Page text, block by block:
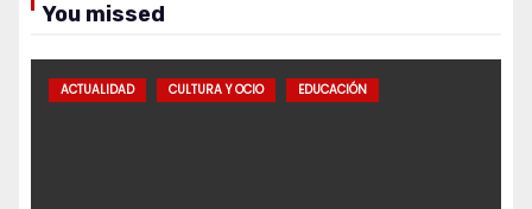
You missed
ACTUALIDAD CULTURA Y OCIO EDUCACIÓN